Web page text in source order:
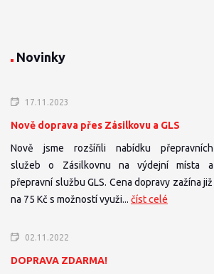
Novinky
17.11.2023
Nově doprava přes Zásilkovu a GLS
Nově jsme rozšířili nabídku přepravních
služeb o Zásilkovnu na výdejní místa a
přepravní službu GLS. Cena dopravy zažína již
na 75 Kč s možností využi... číst celé
02.11.2022
DOPRAVA ZDARMA!